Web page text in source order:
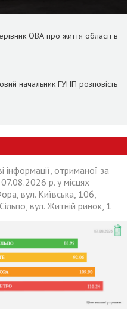
ОВА про життя області в
начальник ГУНП розповість
інформації, отриманої за
р. у місцях
вул. Київська, 106,
вул. Житній ринок, 1